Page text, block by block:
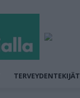
TERVEYDENTEKIJÄT